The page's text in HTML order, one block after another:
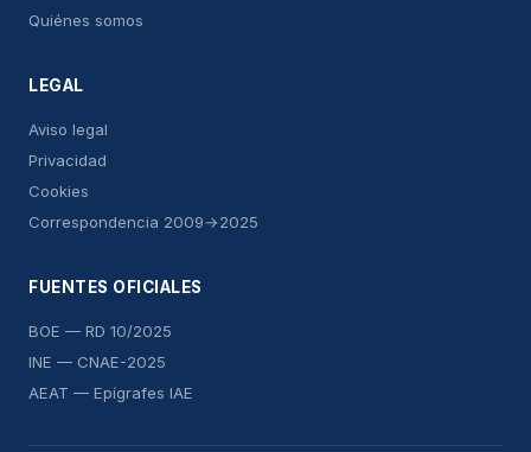
Quiénes somos
LEGAL
Aviso legal
Privacidad
Cookies
Correspondencia 2009→2025
FUENTES OFICIALES
BOE — RD 10/2025
INE — CNAE-2025
AEAT — Epígrafes IAE